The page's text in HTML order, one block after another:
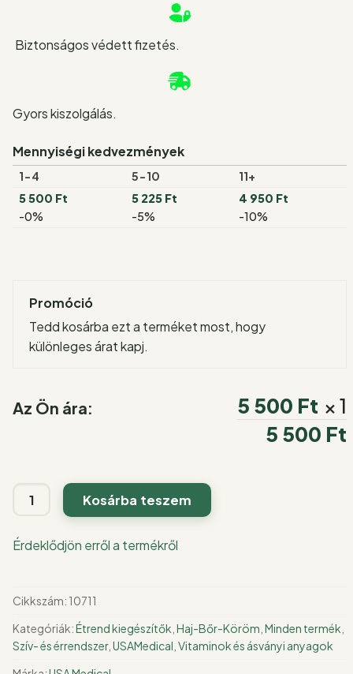
Biztonságos védett fizetés.
Gyors kiszolgálás.
Mennyiségi kedvezmények
1-4 5-10
11+
5 500 Ft
-0%
5 225 Ft
-5%
4 950 Ft
-10%
Promóció
Tedd kosárba ezt a terméket most, hogy
különleges árat kapj.
Az Ön ára: 5 500 Ft × 1
5 500 Ft
Q10
60
Kosárba teszem
Érdeklődjön erről a termékről
Cikkszám: 10711
Kategóriák:Étrend kiegészítők Haj-Bőr-Köröm Minden termék
Szív- és érrendszer, USAMedical Vitaminok és ásványi anyagok